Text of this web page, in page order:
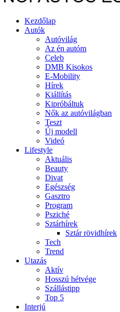
Kezdőlap
Autók
Autóvilág
Az én autóm
Celeb
DMB Kisokos
E-Mobility
Hírek
Kiállítás
Kipróbáltuk
Nők az autóvilágban
Teszt
Új modell
Videó
Lifestyle
Aktuális
Beauty
Divat
Egészség
Gasztro
Program
Psziché
Sztárhírek
Sztár rövidhírek
Tech
Trend
Utazás
Aktív
Hosszú hétvége
Szállástipp
Top 5
Interjú